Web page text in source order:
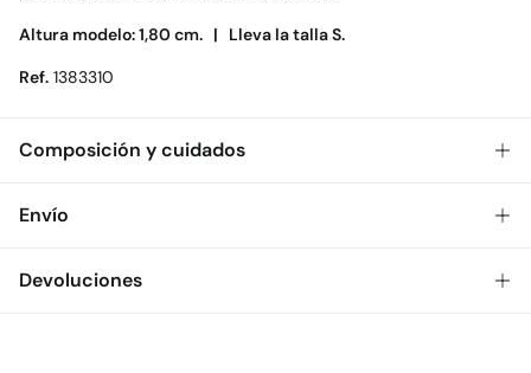
Altura modelo: 1,80 cm. | Lleva la talla S.
Ref. 1383310
Composición y cuidados
Composición
Cuidados
Envío
Envío a tienda: 2-5 días.
Devoluciones